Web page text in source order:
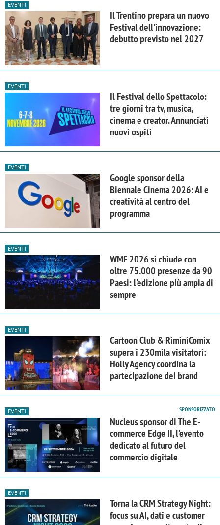
EVENTI
Il Trentino prepara un nuovo
Festival dell'innovazione:
debutto previsto nel 2027
EVENTI
Il Festival dello Spettacolo:
tre giorni tra tv, musica,
cinema e creator. Annunciati
nuovi ospiti
EVENTI
Google sponsor della
Biennale Cinema 2026: AI e
creatività al centro del
programma
EVENTI
WMF 2026 si chiude con
oltre 75.000 presenze da 90
Paesi: l'edizione più ampia di
sempre
EVENTI
Cartoon Club & RiminiComix
supera i 230mila visitatori:
Holly Agency coordina la
partecipazione dei brand
EVENTI SPONSORIZZATO
Nucleus sponsor di The E-
commerce Edge II, l'evento
dedicato al futuro del
commercio digitale
EVENTI
Torna la CRM Strategy Night:
focus su AI, dati e customer